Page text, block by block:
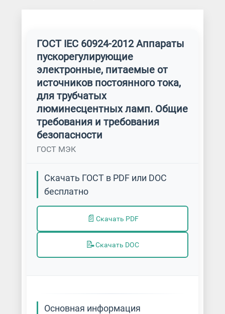
ГОСТ IEC 60924-2012 Аппараты
пускорегулирующие
электронные, питаемые от
источников постоянного тока,
для трубчатых
люминесцентных ламп. Общие
требования и требования
безопасности
ГОСТ МЭК
Скачать ГОСТ в PDF или DOC
бесплатно
📄 Скачать PDF
📝Скачать DOC
Основная информация